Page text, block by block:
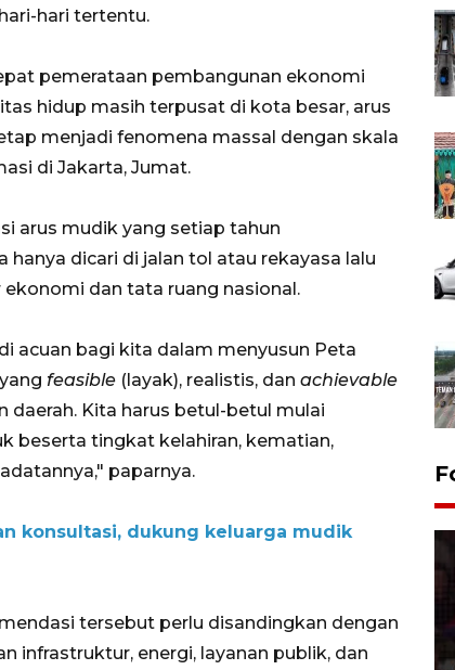
hari tertentu.
pemerataan pembangunan ekonomi
hidup masih terpusat di kota besar, arus
menjadi fenomena massal dengan skala
di Jakarta, Jumat.
arus mudik yang setiap tahun
dicari di jalan tol atau rekayasa lalu
dan tata ruang nasional.
acuan bagi kita dalam menyusun Peta
feasible (layak), realistis, dan achievable
Kita harus betul-betul mulai
beserta tingkat kelahiran, kematian,
paparnya.
konsultasi, dukung keluarga mudik
tersebut perlu disandingkan dengan
infrastruktur, energi, layanan publik, dan
Lebaran Betawi 2026, ajang